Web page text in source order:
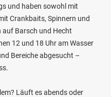
und haben sowohl mit
Crankbaits, Spinnern und
auf Barsch und Hecht
12 und 18 Uhr am Wasser
Bereiche abgesucht –
Läuft es abends oder